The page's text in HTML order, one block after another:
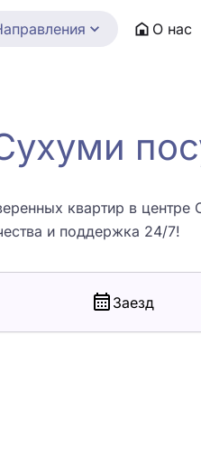
О нас
квартир в
и поддержка 24/7!
Заезд